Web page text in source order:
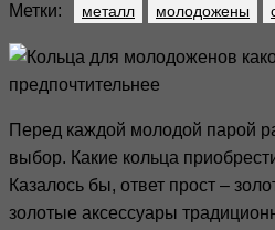
Метки: металл молодожены
Перед каждой молодой парой
выбор. Какие кольца
Казалось бы, ответ прост –
золотые аксессуары